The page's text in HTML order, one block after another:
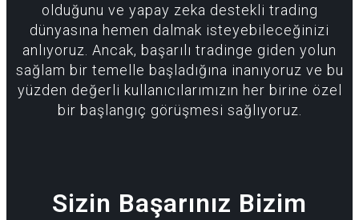
olduğunu ve yapay zeka destekli trading
dünyasına hemen dalmak isteyebileceğinizi
anlıyoruz. Ancak, başarılı tradinge giden yolun
sağlam bir temelle başladığına inanıyoruz ve bu
yüzden değerli kullanıcılarımızın her birine özel
bir başlangıç görüşmesi sağlıyoruz.
Sizin Başarınız Bizim